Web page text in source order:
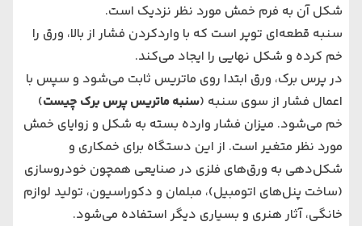
شکل آن به فرم خمش مورد نظر نزدیک است.
سنبه قطعه‌ای توپر است که با واردکردن فشار از بالا، ورق را
خم کرده و شکل نهایی را ایجاد می‌کند.
در پرس برک، ورق ابتدا روی ماتریس ثابت می‌شود و سپس با
اعمال فشار از سوی سنبه (سنبه ماتریس پرس برک چیست)
خم می‌شود. میزان فشار وارده بسته به شکل و زوایای خمش
مورد نظر متغیر است. از این دستگاه برای خمکاری و
شکل‌دهی به ورق‌های فلزی در صنایعی همچون خودروسازی
(ساخت پنل‌های اتومبیل)، مبلمان و دکوراسیون، تولید لوازم
خانگی، آثار هنری و بسیاری دیگر استفاده می‌شود.